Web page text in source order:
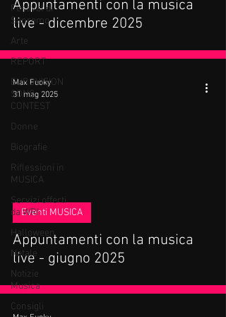
Festival di
Sanremo
Arte
REPORT
EUROVISION
SONG
CONTEST
Donne
Biografie
Riflessioni in
MUSICA
Servizi offerti
da WRI
Halloween
Natale
Notizie
Musica
Consigli
Appuntamenti con la musica
live - dicembre 2025
Appuntamenti con la musica
live - giugno 2025
Eventi MUSICA
Max Fuoky
31 mag 2025